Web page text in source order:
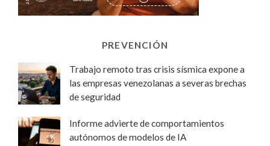
PREVENCIÓN
Trabajo remoto tras crisis sísmica expone a
las empresas venezolanas a severas brechas
de seguridad
Informe advierte de comportamientos
autónomos de modelos de IA